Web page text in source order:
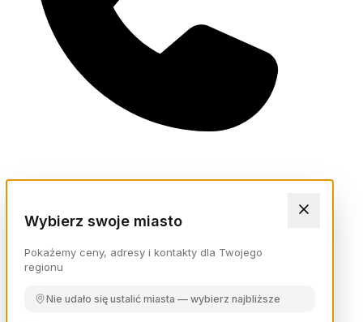
Wybierz swoje miasto
Pokażemy ceny, adresy i kontakty dla Twojego
regionu
Nie udało się ustalić miasta — wybierz najbliższe